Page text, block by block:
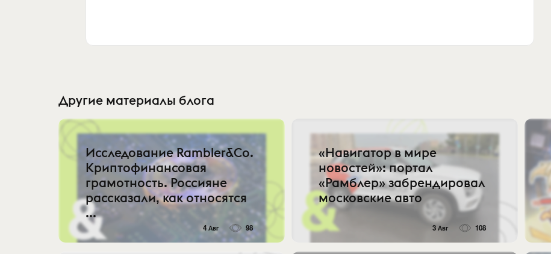
Другие материалы блога
Исследование Rambler&Co.
Криптофинансовая
грамотность. Россияне
рассказали, как относятся
...
4 Авг 98
«Навигатор в мире
новостей»: портал
«Рамблер» забрендировал
московские авто
3 Авг 108